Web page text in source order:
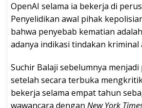
OpenAI selama ia bekerja di
Penyelidikan awal pihak
bahwa penyebab kematian
adanya indikasi tindakan kriminal
Suchir Balaji sebelumnya
setelah secara terbuka
bekerja selama empat tahun
wawancara dengan New York